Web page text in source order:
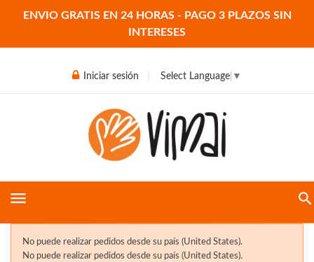
ENVIO GRATIS EN 24 HORAS - PAGO 3 PLAZOS SIN
INTERESES
Iniciar sesión Select Language ▼
menu
No puede realizar pedidos desde su país (United States).
No puede realizar pedidos desde su país (United States).